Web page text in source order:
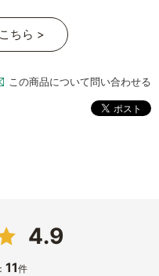
ちら >
この商品について問い合わせる
4.9
11件